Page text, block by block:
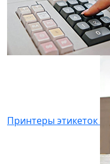
Принтеры этикеток